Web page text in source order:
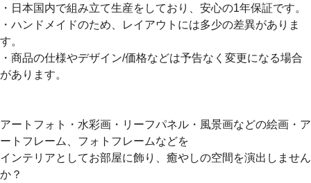
・日本国内で組み立て生産をしており、安心の1年保証です。
・ハンドメイドのため、レイアウトには多少の差異がありま
す。
・商品の仕様やデザイン/価格などは予告なく変更になる場合
があります。
アートフォト・水彩画・リーフパネル・風景画などの絵画・ア
ートフレーム、フォトフレームなどを
インテリアとしてお部屋に飾り、癒やしの空間を演出しません
か？